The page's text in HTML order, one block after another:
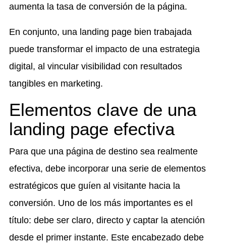
aumenta la tasa de conversión de la página.
En conjunto, una landing page bien trabajada
puede transformar el impacto de una estrategia
digital, al vincular visibilidad con resultados
tangibles en marketing.
Elementos clave de una
landing page efectiva
Para que una página de destino sea realmente
efectiva, debe incorporar una serie de elementos
estratégicos que guíen al visitante hacia la
conversión. Uno de los más importantes es el
título: debe ser claro, directo y captar la atención
desde el primer instante. Este encabezado debe